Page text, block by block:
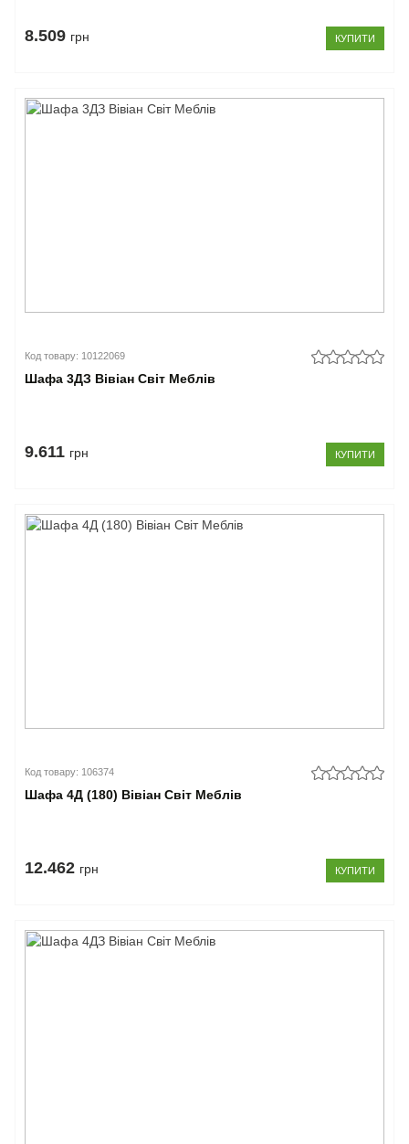
8.509 грн КУПИТИ
Код товару: 10122069
Шафа 3ДЗ Вівіан Світ Меблів
9.611 грн КУПИТИ
Код товару: 106374
Шафа 4Д (180) Вівіан Світ Меблів
12.462 грн КУПИТИ